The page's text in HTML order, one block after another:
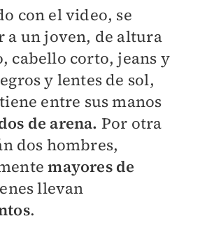
con el video, se
a un joven, de altura
cabello corto, jeans y
y lentes de sol,
entre sus manos
de arena. Por otra
dos hombres,
mayores de
llevan
.